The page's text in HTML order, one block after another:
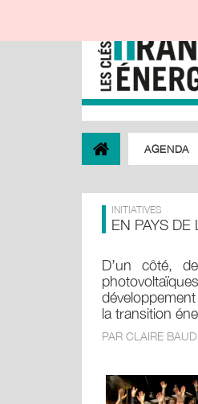
AGENDA
INITIATIVES
EN PAYS DE
D’un côté,
la transition
PAR CLAIRE